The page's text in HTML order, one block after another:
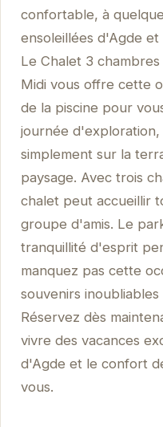
confortable, à
ensoleillées d'Agde et
Le Chalet 3
Midi vous offre cette
de la piscine pour
journée
simplement sur la
paysage. Avec trois
chalet peut accueillir
groupe d'amis. Le
tranquillité d'esprit
manquez pas cette
souvenirs
Réservez dès
vivre des vacances
d'Agde et le confort
vous.